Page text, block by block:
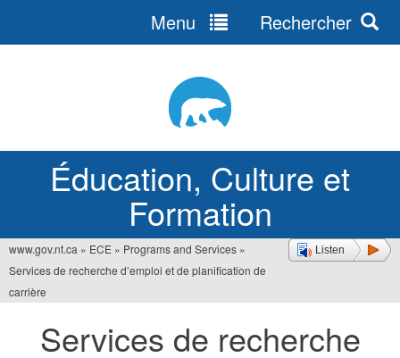
Éducation, Culture et
Formation
Menu Rechercher
Listen
Vous
êtes
www.gov.nt.ca » ECE » Programs and Services »
Services de recherche d’emploi et de planification de
carrière
Services de recherche